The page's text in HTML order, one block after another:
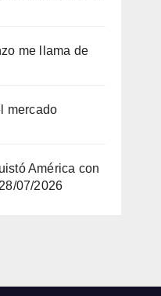
me llama de
mercado
América con
28/07/2026